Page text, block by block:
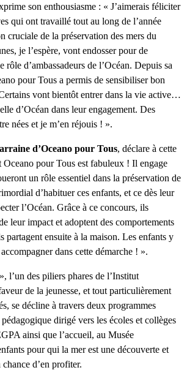
son enthousiasme : « J’aimerais féliciter
qui ont travaillé tout au long de l’année
cruciale de la préservation des mers du
je l’espère, vont endosser pour de
rôle d’ambassadeurs de l’Océan. Depuis sa
pour Tous a permis de sensibiliser bon
vont bientôt entrer dans la vie active…
d’Océan dans leur engagement. Des
nées et je m’en réjouis ! ».
d’Oceano pour Tous, déclare à cette
pour Tous est fabuleux ! Il engage
un rôle essentiel dans la préservation de
d’habituer ces enfants, et ce dès leur
l’Océan. Grâce à ce concours, ils
leur impact et adoptent des comportements
partagent ensuite à la maison. Les enfants y
dans cette démarche ! ».
l’un des piliers phares de l’Institut
de la jeunesse, et tout particulièrement
se décline à travers deux programmes
dirigé vers les écoles et collèges
ainsi que l’accueil, au Musée
pour qui la mer est une découverte et
d’en profiter.